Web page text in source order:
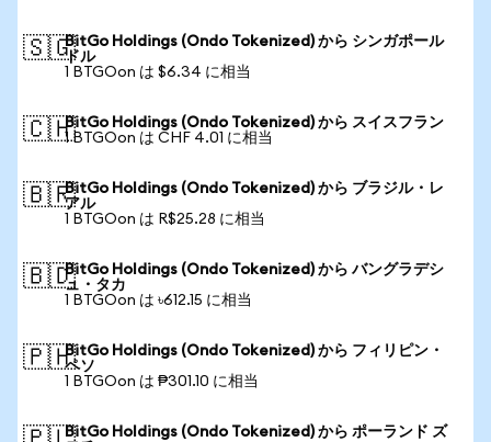
🇸🇬BitGo Holdings (Ondo Tokenized) から シンガポール
ドル
1 BTGOon は $6.34 に相当
🇨🇭BitGo Holdings (Ondo Tokenized) から スイスフラン
1 BTGOon は CHF 4.01 に相当
🇧🇷BitGo Holdings (Ondo Tokenized) から ブラジル・レ
アル
1 BTGOon は R$25.28 に相当
🇧🇩BitGo Holdings (Ondo Tokenized) から バングラデシ
ュ・タカ
1 BTGOon は ৳612.15 に相当
🇵🇭BitGo Holdings (Ondo Tokenized) から フィリピン・
ペソ
1 BTGOon は ₱301.10 に相当
BitGo Holdings (Ondo Tokenized) から ポーランド ズ